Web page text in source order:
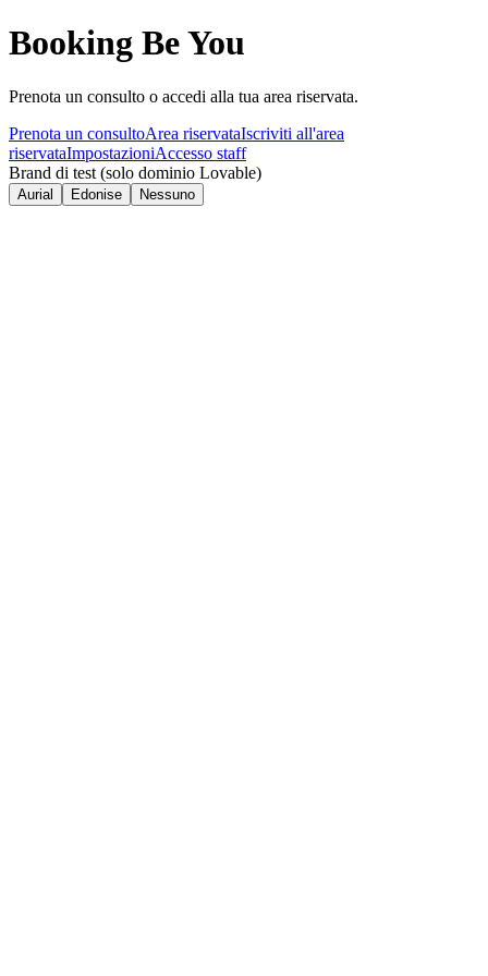
Booking Be You
Prenota un consulto o accedi alla tua area riservata.
Prenota un consultoArea riservataIscriviti all'area
riservataImpostazioniAccesso staff
Brand di test (solo dominio Lovable)
Aurial Edonise Nessuno